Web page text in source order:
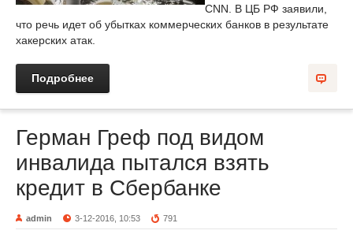
CNN. В ЦБ РФ заявили,
что речь идет об убытках коммерческих банков в результате
хакерских атак.
Подробнее
Герман Греф под видом
инвалида пытался взять
кредит в Сбербанке
admin 3-12-2016, 10:53 791